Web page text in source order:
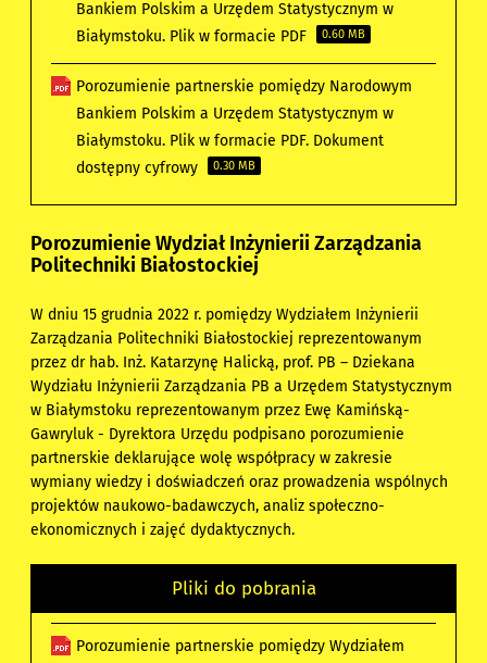
Bankiem Polskim a Urzędem Statystycznym w
Białymstoku. Plik w formacie PDF
0.60 MB
Porozumienie partnerskie pomiędzy Narodowym
Bankiem Polskim a Urzędem Statystycznym w
Białymstoku. Plik w formacie PDF. Dokument
dostępny cyfrowy
0.30 MB
Porozumienie Wydział Inżynierii Zarządzania
Politechniki Białostockiej
W dniu 15 grudnia 2022 r. pomiędzy Wydziałem Inżynierii
Zarządzania Politechniki Białostockiej reprezentowanym
przez dr hab. Inż. Katarzynę Halicką, prof. PB – Dziekana
Wydziału Inżynierii Zarządzania PB a Urzędem Statystycznym
w Białymstoku reprezentowanym przez Ewę Kamińską-
Gawryluk - Dyrektora Urzędu podpisano porozumienie
partnerskie deklarujące wolę współpracy w zakresie
wymiany wiedzy i doświadczeń oraz prowadzenia wspólnych
projektów naukowo-badawczych, analiz społeczno-
ekonomicznych i zajęć dydaktycznych.
Pliki do pobrania
Porozumienie partnerskie pomiędzy Wydziałem